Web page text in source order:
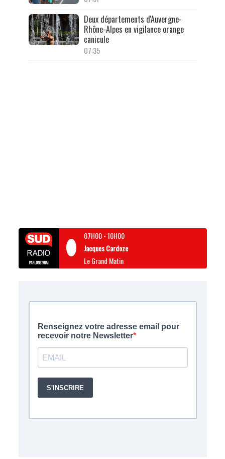
Deux départements d'Auvergne-
Rhône-Alpes en vigilance orange
canicule
07:35
07H00-10H00
Jacques Cardoze
Le Grand Matin